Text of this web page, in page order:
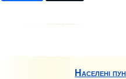
Населені